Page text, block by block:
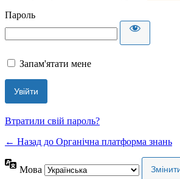
Пароль
Запам'ятати мене
Втратили свій пароль?
← Назад до Органічна платформа знань
Мова